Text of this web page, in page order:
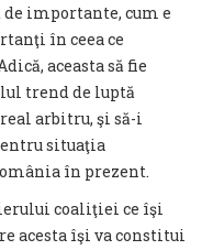
importante, cum e
în ceea ce
aceasta să fie
trend de luptă
arbitru, şi să-i
situaţia
în prezent.
coaliţiei ce îşi
acesta îşi va constitui